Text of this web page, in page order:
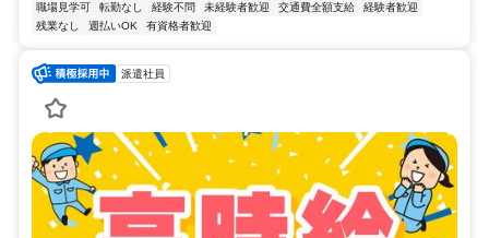
職場見学可
転勤なし 経験不問 未経験者歓迎 交通費全額支給
経験者歓迎
残業なし
週払いOK 有資格者歓迎
派遣社員